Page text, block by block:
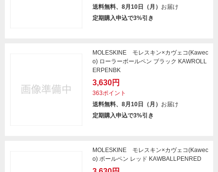
送料無料、8月10日（月） お届け
定期購入申込で3%引き
MOLESKINE モレスキン×カヴェコ(Kawec
o) ローラーボールペン ブラック KAWROLL
ERPENBK
3,630円
363ポイント
送料無料、8月10日（月） お届け
定期購入申込で3%引き
MOLESKINE モレスキン×カヴェコ(Kawec
o) ボールペン レッド KAWBALLPENRED